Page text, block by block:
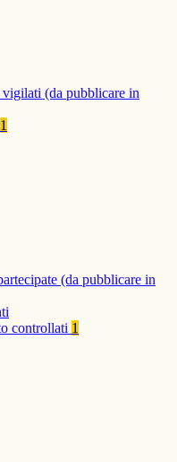
(da pubblicare in
1
(da pubblicare in
controllati 1